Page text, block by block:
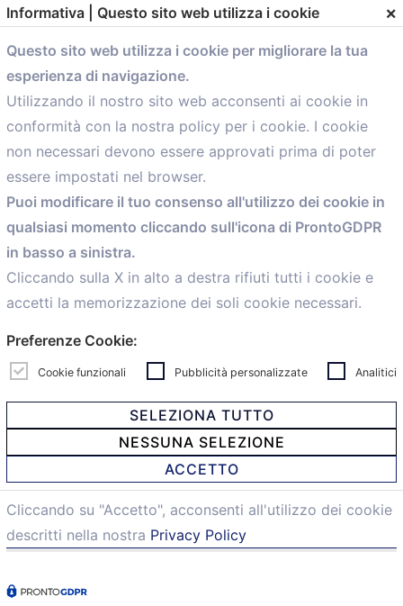
comunicazione@confartigianato.bo.it
Menù
Home
Servizi
Convenzioni
Voce delle Nostre aziende
Informazioni Ex L. 124/2017
News
personalCaf
© 2021 Confartigianato Imprese Mandamento Bologna -
Via Papini, 18 - 40128 Bologna - Italy
Privacy e Cookie
Informativa | Questo sito web utilizza i cookie ×
Questo sito web utilizza i cookie per migliorare la tua
esperienza di navigazione.
Utilizzando il nostro sito web acconsenti ai cookie in
conformità con la nostra policy per i cookie. I cookie
non necessari devono essere approvati prima di poter
essere impostati nel browser.
Puoi modificare il tuo consenso all'utilizzo dei cookie in
qualsiasi momento cliccando sull'icona di ProntoGDPR
in basso a sinistra.
Cliccando sulla X in alto a destra rifiuti tutti i cookie e
accetti la memorizzazione dei soli cookie necessari.
Preferenze Cookie:
Cookie funzionali Pubblicità personalizzate Analitici
SELEZIONA TUTTO
NESSUNA SELEZIONE
ACCETTO
Cliccando su "Accetto", acconsenti all'utilizzo dei cookie
descritti nella nostra Privacy Policy